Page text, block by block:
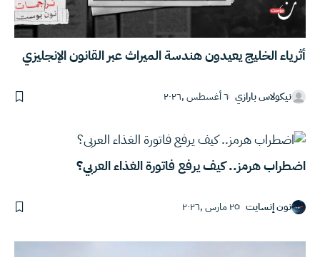
أثرياء الخليج يعيدون هندسة الميراث عبر القانون الإنجليزي
نيكولاس بارازي ٦ أغسطس ,٢٠٢٦
اضطراب هرمز.. كيف يرفع فاتورة الغذاء العربي؟
نون إنسايت ٢٥ مارس ,٢٠٢٦